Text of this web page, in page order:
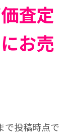
査定
お売
で投稿時点で